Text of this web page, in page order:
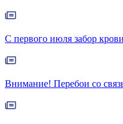
С первого июля забор
Внимание! Перебои со